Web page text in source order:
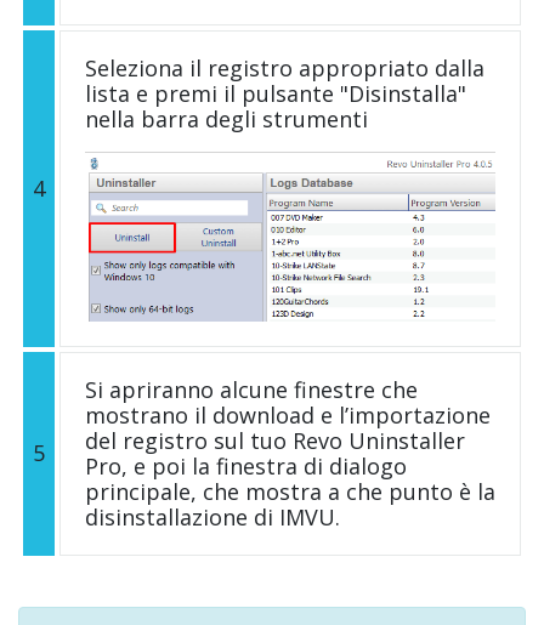
4
Seleziona il registro appropriato dalla
lista e premi il pulsante "Disinstalla"
nella barra degli strumenti
5
Si apriranno alcune finestre che
mostrano il download e l’importazione
del registro sul tuo Revo Uninstaller
Pro, e poi la finestra di dialogo
principale, che mostra a che punto è la
disinstallazione di IMVU.